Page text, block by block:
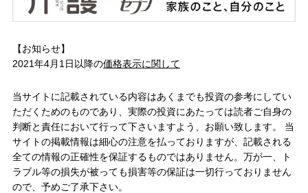
【お知らせ】
2021年4月1日以降の価格表示に関して
当サイトに記載されている内容はあくまでも投資の参考にしてい
ただくためのものであり、実際の投資にあたっては読者ご自身の
判断と責任において行って下さいますよう、お願い致します。 当
サイトの掲載情報は細心の注意を払っておりますが、記載される
全ての情報の正確性を保証するものではありません。万が一、ト
ラブル等の損失が被っても損害等の保証は一切行っておりません
ので、予めご了承下さい。